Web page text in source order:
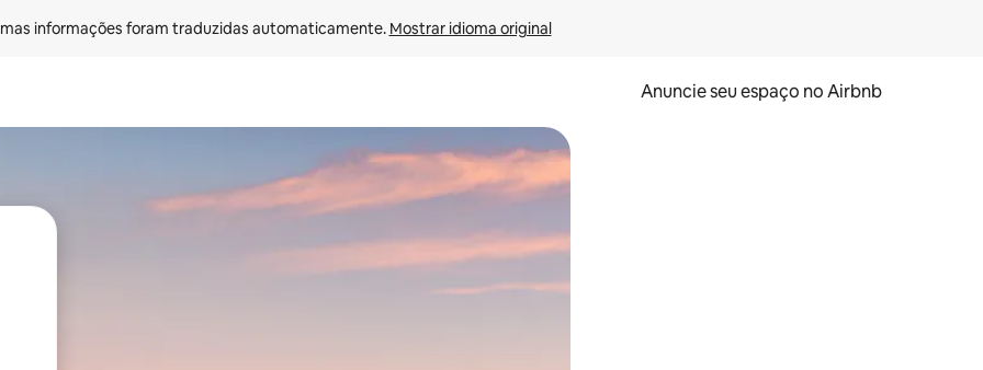
informações foram traduzidas automaticamente. Mostrar idioma original
Anuncie seu espaço no Airbnb